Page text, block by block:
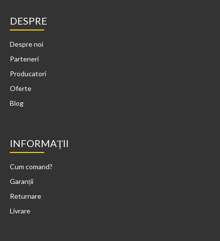
DESPRE
Despre noi
Parteneri
Producatori
Oferte
Blog
INFORMAȚII
Cum comand?
Garanții
Returnare
Livrare